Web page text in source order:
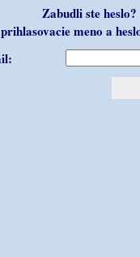
Zabudli ste
meno a